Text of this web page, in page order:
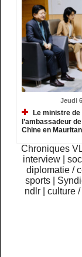
Jeudi
Le ministre
l’ambassadeur
Chine en
Chroniques
interview
|
diplomatie /
sports
ndlr
|culture